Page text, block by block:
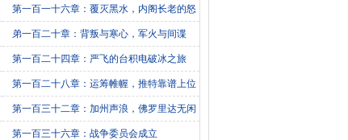
第一百一十六章：覆灭黑水，内阁长老的怒
弟一百二十章：背叛与寒心，军火与间谍
第一百二十四章：严飞的台积电破冰之旅
第一百二十八章：运筹帷幄，推特靠谱上位
第一百三十二章：加州声浪，佛罗里达无闲
人第一百三十六章：战争委员会成立